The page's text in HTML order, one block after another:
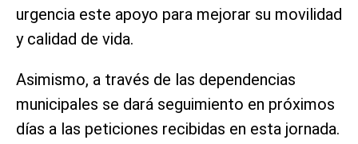
urgencia este apoyo para mejorar su movilidad
y calidad de vida.
Asimismo, a través de las dependencias
municipales se dará seguimiento en próximos
días a las peticiones recibidas en esta jornada.